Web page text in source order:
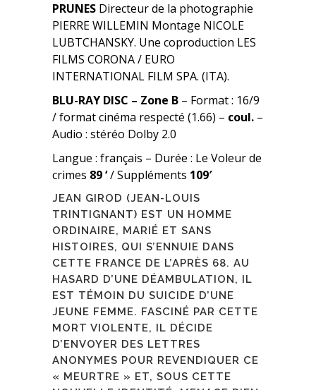
PRUNES Directeur de la photographie
PIERRE WILLEMIN Montage NICOLE
LUBTCHANSKY. Une coproduction LES
FILMS CORONA / EURO
INTERNATIONAL FILM SPA. (ITA).
BLU-RAY DISC – Zone B – Format : 16/9
/ format cinéma respecté (1.66) – coul. –
Audio : stéréo Dolby 2.0
Langue : français – Durée : Le Voleur de
crimes 89 ‘/ Suppléments 109′
JEAN GIROD (JEAN-LOUIS
TRINTIGNANT) EST UN HOMME
ORDINAIRE, MARIÉ ET SANS
HISTOIRES, QUI S’ENNUIE DANS
CETTE FRANCE DE L’APRÈS 68. AU
HASARD D’UNE DÉAMBULATION, IL
EST TÉMOIN DU SUICIDE D’UNE
JEUNE FEMME. FASCINÉ PAR CETTE
MORT VIOLENTE, IL DÉCIDE
D’ENVOYER DES LETTRES
ANONYMES POUR REVENDIQUER CE
« MEURTRE » ET, SOUS CETTE